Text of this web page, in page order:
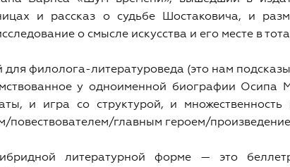
и рассказ о судьбе Шостаковича, и
о смысле искусства и его месте в
филолога-литературоведа (это нам
у одноименной биографии Осипа
и игра со структурой, и множественность
повествователем/главным героем/
литературной форме — это